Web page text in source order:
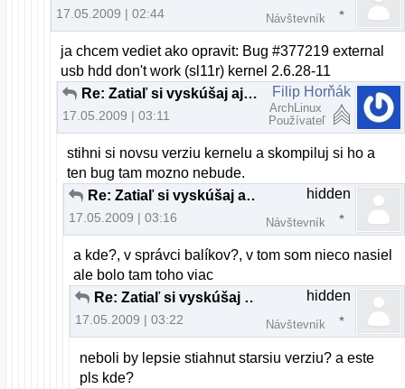
17.05.2009 | 02:44 Návštevník
ja chcem vediet ako opravit: Bug #377219 external
usb hdd don't work (sl11r) kernel 2.6.28-11
Re: Zatiaľ si vyskúšaj aj iné distrá ...
17.05.2009 | 03:11
Filip Horňák
ArchLinux
Používateľ
stihni si novsu verziu kernelu a skompiluj si ho a
ten bug tam mozno nebude.
Re: Zatiaľ si vyskúšaj aj iné distrá ...
17.05.2009 | 03:16
hidden
Návštevník
a kde?, v správci balíkov?, v tom som nieco nasiel
ale bolo tam toho viac
Re: Zatiaľ si vyskúšaj aj iné distrá ...
17.05.2009 | 03:22
hidden
Návštevník
neboli by lepsie stiahnut starsiu verziu? a este
pls kde?